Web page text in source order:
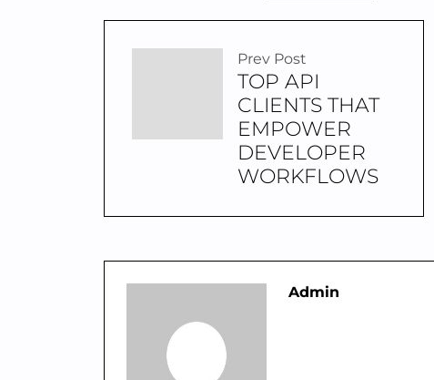
Prev Post
TOP API
CLIENTS THAT
EMPOWER
DEVELOPER
WORKFLOWS
Admin